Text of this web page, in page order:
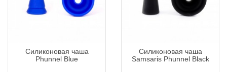
Силиконовая чаша
Phunnel Blue
Силиконовая чаша
Samsaris Phunnel Black